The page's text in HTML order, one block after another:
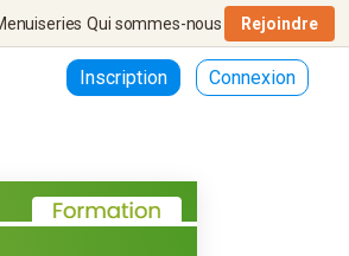
Qui sommes-nous Rejoindre
Inscription Connexion